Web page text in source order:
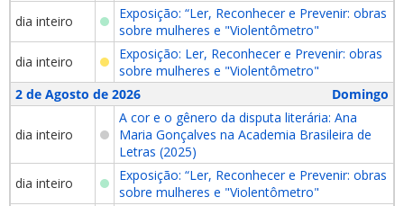
dia inteiro
Exposição: “Ler, Reconhecer e Prevenir: obras
sobre mulheres e "Violentômetro"
dia inteiro
Exposição: Ler, Reconhecer e Prevenir: obras
sobre mulheres e "Violentômetro"
2 de Agosto de 2026
Domingo
dia inteiro
A cor e o gênero da disputa literária: Ana
Maria Gonçalves na Academia Brasileira de
Letras (2025)
dia inteiro
Exposição: “Ler, Reconhecer e Prevenir: obras
sobre mulheres e "Violentômetro"